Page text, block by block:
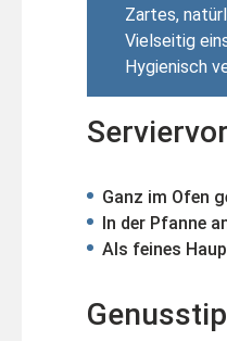
Zartes,
Vielseitig
Hygienisch
Ganz im Ofen
In der Pfanne
Als feines